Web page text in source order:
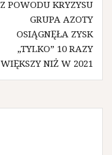
Z POWODU KRYZYSU
GRUPA AZOTY
OSIĄGNĘŁA ZYSK
„TYLKO” 10 RAZY
WIĘKSZY NIŻ W 2021